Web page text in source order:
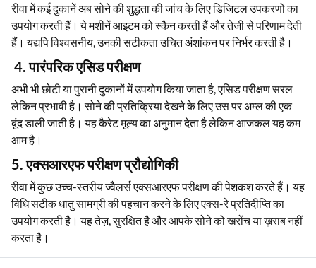
रीवा में कई दुकानें अब सोने की शुद्धता की जांच के लिए डिजिटल उपकरणों का
उपयोग करती हैं। ये मशीनें आइटम को स्कैन करती हैं और तेजी से परिणाम देती
हैं। यद्यपि विश्वसनीय, उनकी सटीकता उचित अंशांकन पर निर्भर करती है।
4. पारंपरिक एसिड परीक्षण
अभी भी छोटी या पुरानी दुकानों में उपयोग किया जाता है, एसिड परीक्षण सरल
लेकिन प्रभावी है। सोने की प्रतिक्रिया देखने के लिए उस पर अम्ल की एक
बूंद डाली जाती है। यह कैरेट मूल्य का अनुमान देता है लेकिन आजकल यह कम
आम है।
5. एक्सआरएफ परीक्षण प्रौद्योगिकी
रीवा में कुछ उच्च-स्तरीय ज्वैलर्स एक्सआरएफ परीक्षण की पेशकश करते हैं। यह
विधि सटीक धातु सामग्री की पहचान करने के लिए एक्स-रे प्रतिदीप्ति का
उपयोग करती है। यह तेज़, सुरक्षित है और आपके सोने को खरोंच या ख़राब नहीं
करता है।